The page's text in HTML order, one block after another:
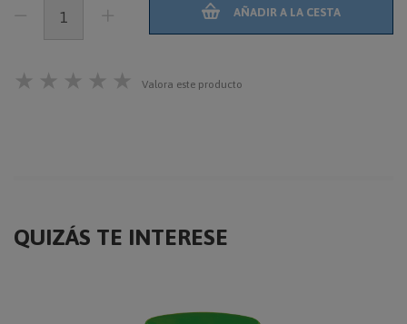
AÑADIR A LA CESTA
★ ★ ★ ★ ★ Valora este producto
QUIZÁS TE INTERESE